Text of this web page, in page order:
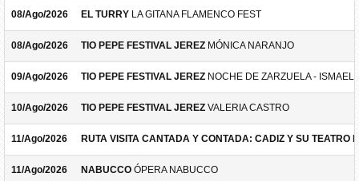
08/Ago/2026 EL TURRY LA GITANA FLAMENCO FEST
08/Ago/2026 TIO PEPE FESTIVAL JEREZ MÓNICA NARANJO
09/Ago/2026 TIO PEPE FESTIVAL JEREZ NOCHE DE ZARZUELA -
10/Ago/2026 TIO PEPE FESTIVAL JEREZ VALERIA CASTRO
11/Ago/2026 RUTA VISITA CANTADA Y CONTADA: CADIZ Y SU TEATRO
11/Ago/2026 NABUCCO ÓPERA NABUCCO